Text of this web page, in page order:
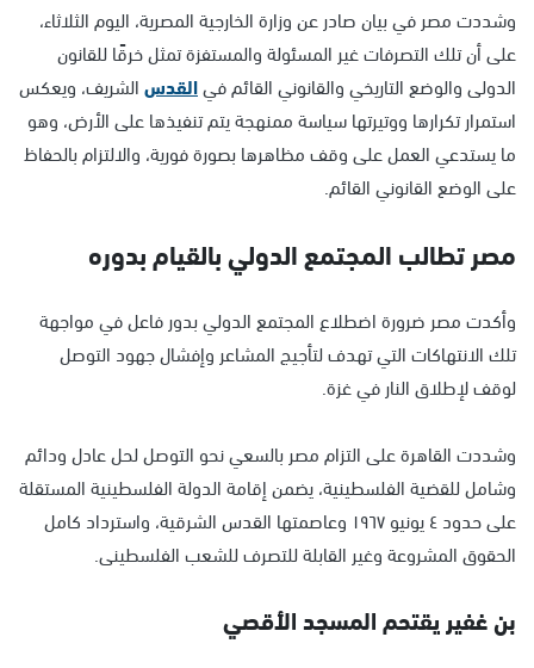
وشددت مصر في بيان صادر عن وزارة الخارجية المصرية، اليوم الثلاثاء،
على أن تلك التصرفات غير المسئولة والمستفزة تمثل خرقًا للقانون
الدولى والوضع التاريخي والقانوني القائم فيالقدسالشريف، ويعكس
استمرار تكرارها ووتيرتها سياسة ممنهجة يتم تنفيذها على الأرض، وهو
ما يستدعي العمل على وقف مظاهرها بصورة فورية، والالتزام بالحفاظ
على الوضع القانوني القائم.
مصر تطالب المجتمع الدولي بالقيام بدوره
وأكدت مصر ضرورة اضطلاع المجتمع الدولي بدور فاعل في مواجهة
تلك الانتهاكات التي تهدف لتأجيج المشاعر وإفشال جهود التوصل
لوقف لإطلاق النار في غزة.
وشددت القاهرة على التزام مصر بالسعي نحو التوصل لحل عادل ودائم
وشامل للقضية الفلسطينية، يضمن إقامة الدولة الفلسطينية المستقلة
على حدود ٤ يونيو ١٩٦٧ وعاصمتها القدس الشرقية، واسترداد كامل
الحقوق المشروعة وغير القابلة للتصرف للشعب الفلسطينى.
بن غفير يقتحم المسجد الأقصي